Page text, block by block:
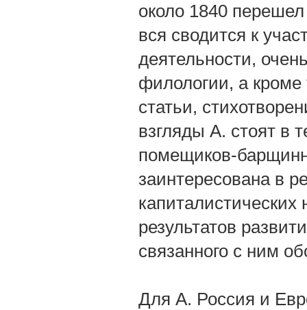
около 1840
вся сводится к
деятельности,
филологии, а кроме
статьи,
взгляды А. стоят в
помещиков-
заинтересована в
результатов
связанного с ним
Для А. Россия и